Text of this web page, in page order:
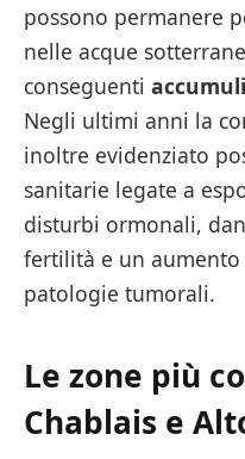
possono permanere
nelle acque
conseguenti
Negli ultimi anni la
inoltre evidenziato
sanitarie legate a
disturbi ormonali,
fertilità e un
patologie tumorali.
Le zone più
Chablais e